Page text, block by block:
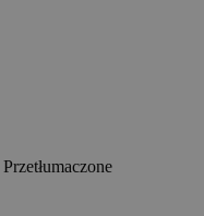
Przetłumaczone